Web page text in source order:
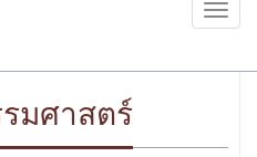
Toggle
มศาสตร์